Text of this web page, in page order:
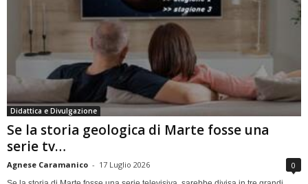
Didattica e Divulgazione
Se la storia geologica di Marte fosse una
serie tv…
Agnese Caramanico - 17 Luglio 2026 0